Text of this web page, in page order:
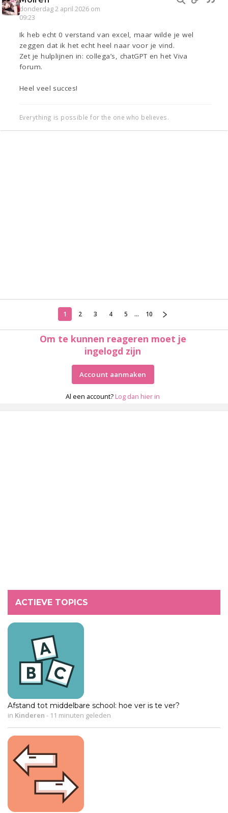
donderdag 2 april 2026 om
09:23
Ik heb echt 0 verstand van excel, maar wilde je wel
zeggen dat ik het echt heel naar voor je vind.
Zet je hulplijnen in: collega’s, chatGPT en het Viva
forum.
Heel veel succes!
Everything is possible for the one who believes.
1 2 3 4 5 ... 10
Om te kunnen reageren moet je
ingelogd zijn
Account aanmaken
Al een account? Log dan hier in
ACTIEVE TOPICS
Afstand tot middelbare school: hoe ver is te ver?
in Kinderen - 11 minuten geleden